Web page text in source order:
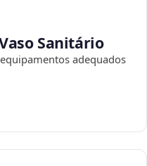
Sanitário
adequados